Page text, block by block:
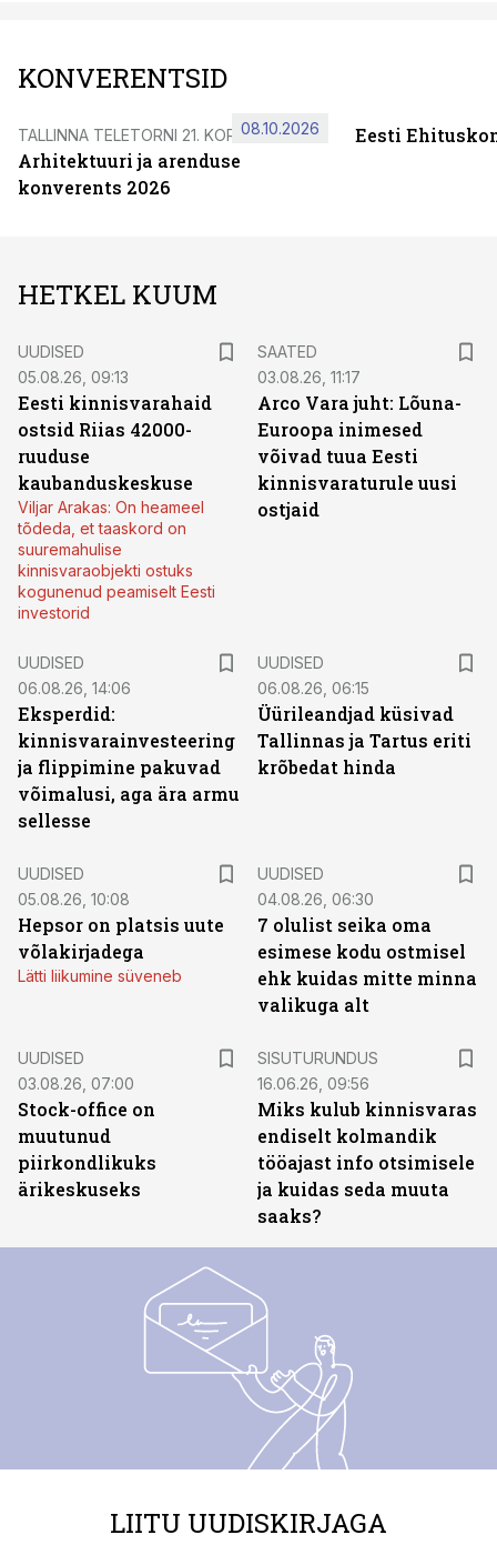
KONVERENTSID
TALLINNA TELETORNI 21. KORRUSEL
Arhitektuuri ja arenduse
konverents 2026
08.10.2026 Eesti
HETKEL KUUM
UUDISED
05.08.26, 09:13
Eesti kinnisvarahaid
ostsid Riias 42000-
ruuduse
kaubanduskeskuse
Viljar Arakas: On heameel
tõdeda, et taaskord on
suuremahulise
kinnisvaraobjekti ostuks
kogunenud peamiselt Eesti
investorid
SAATED
03.08.26, 11:17
Arco Vara juht: Lõuna-
Euroopa inimesed
võivad tuua Eesti
kinnisvaraturule uusi
ostjaid
UUDISED
06.08.26, 14:06
Eksperdid:
kinnisvarainvesteering
ja flippimine pakuvad
võimalusi, aga ära armu
sellesse
UUDISED
06.08.26, 06:15
Üürileandjad küsivad
Tallinnas ja Tartus eriti
krõbedat hinda
UUDISED
05.08.26, 10:08
Hepsor on platsis uute
võlakirjadega
Lätti liikumine süveneb
UUDISED
04.08.26, 06:30
7 olulist seika oma
esimese kodu ostmisel
ehk kuidas mitte minna
valikuga alt
UUDISED
03.08.26, 07:00
Stock-office on
muutunud
piirkondlikuks
ärikeskuseks
SISUTURUNDUS
16.06.26, 09:56
Miks kulub kinnisvaras
endiselt kolmandik
tööajast info otsimisele
ja kuidas seda muuta
saaks?
LIITU UUDISKIRJAGA